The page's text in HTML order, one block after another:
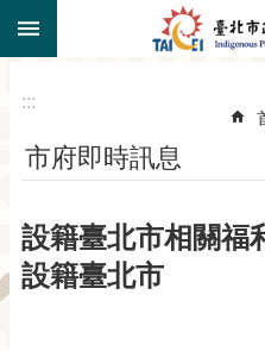
跳到主要內容區塊
:::
市府即時訊息
設籍臺北市相關福
設籍臺北市